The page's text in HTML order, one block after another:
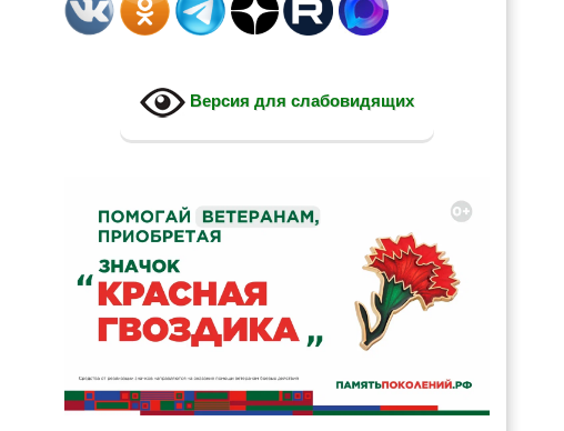
Версия для слабовидящих